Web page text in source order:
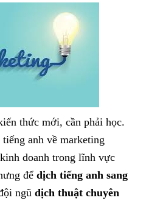
thức mới, cần phải học.
anh về marketing
doanh trong lĩnh vực
để dịch tiếng anh sang
ngũ dịch thuật chuyên